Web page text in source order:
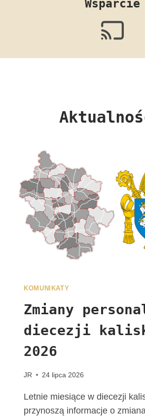
Wsparcie
KOMUNIKATY
Zmiany
diecezji
2026
JR 24 lipca 2026
Letnie miesiące w diecezji
przynoszą informacje o